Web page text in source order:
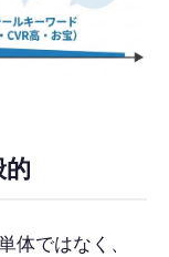
的
体ではなく、